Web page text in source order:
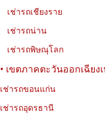
08-2026นพรัตน์ เที่ยววงษ์
วัดที่น่าสนใจในกรุงเท
เช่ารถเชียงราย
เช่ารถน่าน
เช่ารถพิษณุโลก
• เขตภาคตะวันออกเฉียง
เช่ารถขอนแก่น
เช่ารถอุดรธานี